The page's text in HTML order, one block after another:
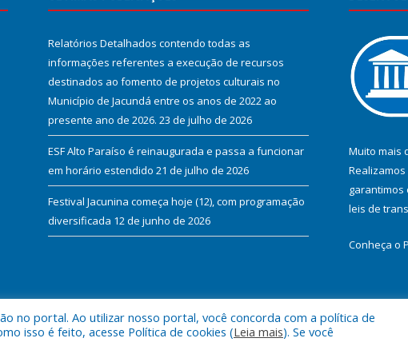
Relatórios Detalhados contendo todas as
informações referentes a execução de recursos
destinados ao fomento de projetos culturais no
Município de Jacundá entre os anos de 2022 ao
presente ano de 2026. 23 de julho de 2026
ESF Alto Paraíso é reinaugurada e passa a funcionar
em horário estendido 21 de julho de 2026
Festival Jacunina começa hoje (12), com programação
diversificada 12 de junho de 2026
Muito mais
Realizamos
garantimos
leis de
Conheça o
Jacundá. Mapa do Site
no portal. Ao utilizar nosso portal, você concorda com a política de
isso é feito, acesse Política de cookies (Leia mais). Se você